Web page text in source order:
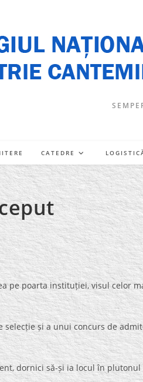
CATEDRE
pe poarta instituției, visul celor
și a unui concurs de
dornici să-și ia locul în